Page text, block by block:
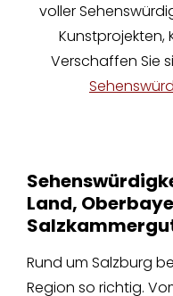
voller
Kunstprojekten,
Verschaffen Sie
Land,
Rund um Salzburg
Region so richtig.